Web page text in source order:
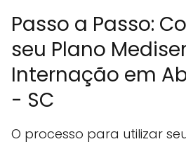
Passo a Passo:
seu Plano
Internação em
- SC
O processo para utilizar